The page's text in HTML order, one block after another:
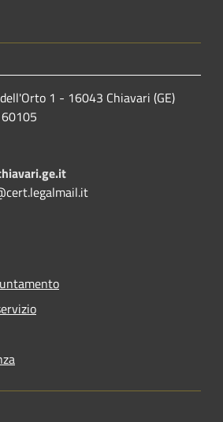
1 - 16043 Chiavari (GE)